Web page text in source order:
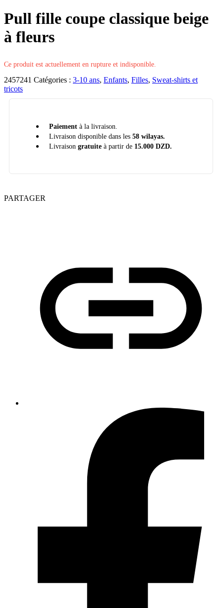
Pull fille coupe classique beige
à fleurs
Ce produit est actuellement en rupture et indisponible.
2457241 Catégories : 3-10 ans, Enfants, Filles, Sweat-shirts et
tricots
Paiement à la livraison.
Livraison disponible dans les 58 wilayas.
Livraison gratuite à partir de 15.000 DZD.
PARTAGER